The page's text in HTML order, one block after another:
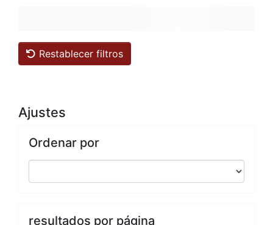
Restablecer filtros
Ajustes
Ordenar por
resultados por página